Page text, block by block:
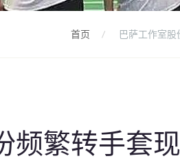
首页 巴萨工作室
频繁转手套